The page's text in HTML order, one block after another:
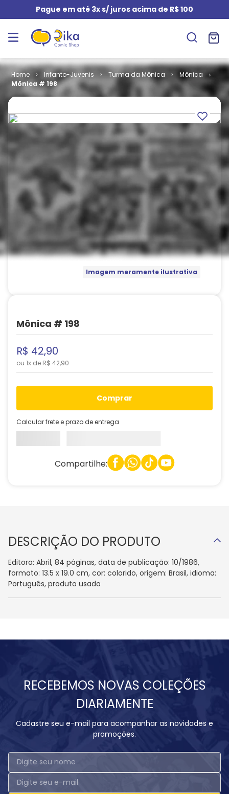
Pague em até 3x s/ juros acima de R$ 100
Infanto-Juvenis Turma da Mônica
Mônica
Mônica # 198
Imagem meramente ilustrativa
Mônica # 198
R$ 42,90
ou 1x de R$ 42,90
comprar
Calcular frete e prazo de entrega
Compartilhe:
DESCRIÇÃO DO PRODUTO
Editora: Abril, 84 páginas, data de publicação: 10/1986,
formato: 13.5 x 19.0 cm, cor: colorido, origem: Brasil, idioma:
Português, produto usado
RECEBEMOS NOVAS COLEÇÕES
DIARIAMENTE
Cadastre seu e-mail para acompanhar as novidades e
promoções.